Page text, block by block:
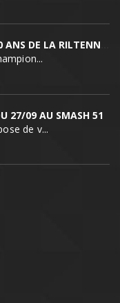
27/09 AU SMASH 51
de v...